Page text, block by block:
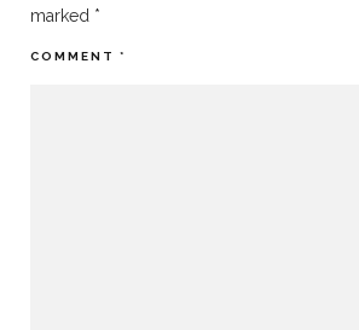
marked *
COMMENT *